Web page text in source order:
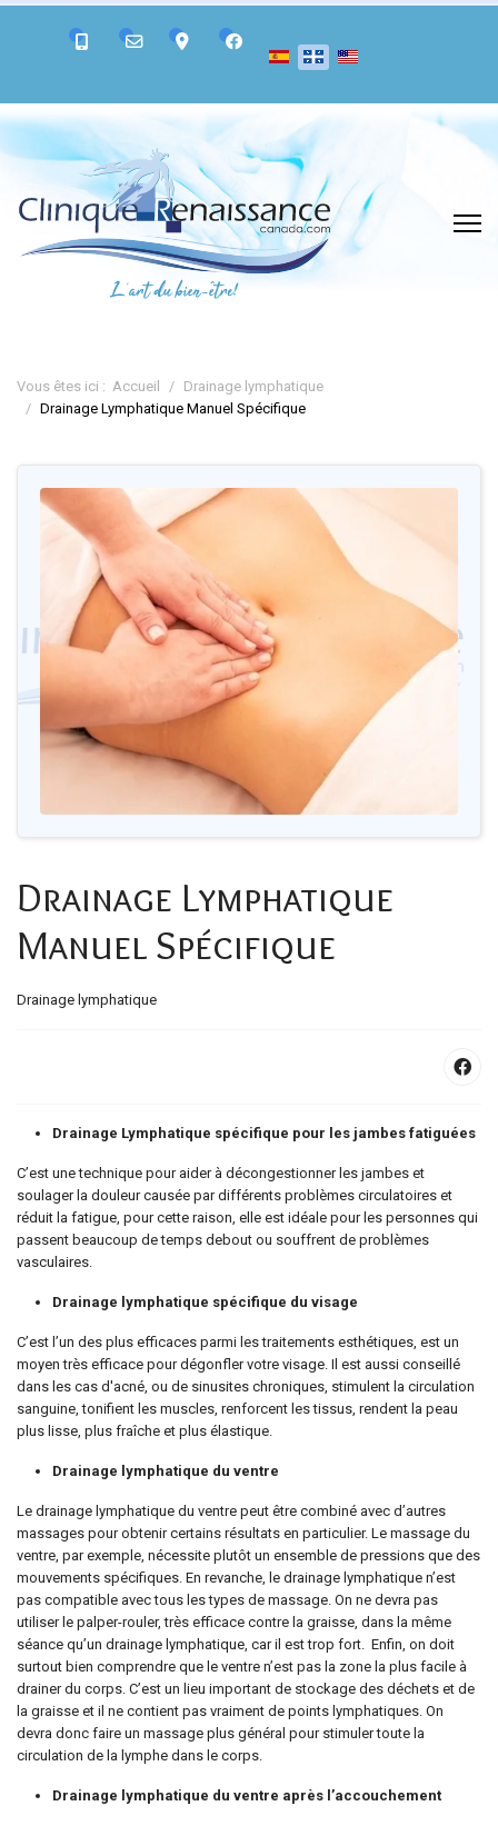
Vous êtes ici : Accueil
Drainage lymphatique
Drainage Lymphatique Manuel Spécifique
Drainage Lymphatique
Manuel Spécifique
Drainage lymphatique
Drainage Lymphatique spécifique pour les jambes fatiguées
C’est une technique pour aider à décongestionner les jambes et
soulager la douleur causée par différents problèmes circulatoires et
réduit la fatigue, pour cette raison, elle est idéale pour les personnes qui
passent beaucoup de temps debout ou souffrent de problèmes
vasculaires.
Drainage lymphatique spécifique du visage
C’est l’un des plus efficaces parmi les traitements esthétiques, est un
moyen très efficace pour dégonfler votre visage. Il est aussi conseillé
dans les cas d'acné, ou de sinusites chroniques, stimulent la circulation
sanguine, tonifient les muscles, renforcent les tissus, rendent la peau
plus lisse, plus fraîche et plus élastique.
Drainage lymphatique du ventre
Le drainage lymphatique du ventre peut être combiné avec d’autres
massages pour obtenir certains résultats en particulier. Le massage du
ventre, par exemple, nécessite plutôt un ensemble de pressions que des
mouvements spécifiques. En revanche, le drainage lymphatique n’est
pas compatible avec tous les types de massage. On ne devra pas
utiliser le palper-rouler, très efficace contre la graisse, dans la même
séance qu’un drainage lymphatique, car il est trop fort. Enfin, on doit
surtout bien comprendre que le ventre n’est pas la zone la plus facile à
drainer du corps. C’est un lieu important de stockage des déchets et de
la graisse et il ne contient pas vraiment de points lymphatiques. On
devra donc faire un massage plus général pour stimuler toute la
circulation de la lymphe dans le corps.
Drainage lymphatique du ventre après l’accouchement